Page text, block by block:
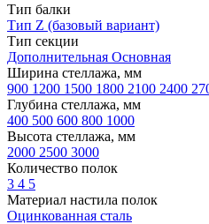
Тип балки
Тип Z (базовый вариант)
Тип секции
Дополнительная Основная
Ширина стеллажа, мм
900 1200 1500 1800 2100 2400
Глубина стеллажа, мм
400 500 600 800 1000
Высота стеллажа, мм
2000 2500 3000
Количество полок
3 4 5
Материал настила полок
Оцинкованная сталь